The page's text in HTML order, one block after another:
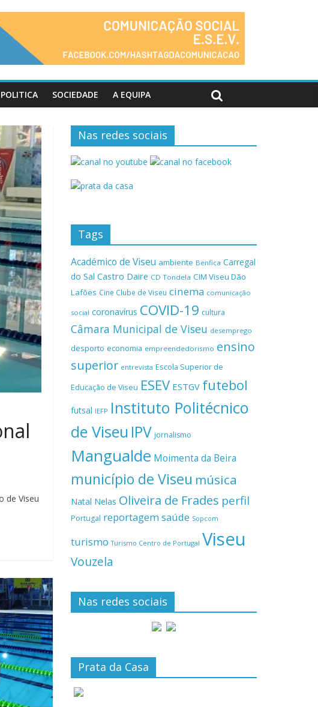
POLITICA SOCIEDADE A EQUIPA
de Viseu
Nas redes sociais
Tags
Académico de Viseu ambiente Benfica Carregal
do Sal Castro Daire CD Tondela CIM Viseu Dão
Lafões Cine Clube de Viseu cinema comunicação
social coronavírus COVID-19 cultura
Câmara Municipal de Viseu desemprego
desporto economia empreendedorismo ensino
superior entrevista Escola Superior de
Educação de Viseu ESEV ESTGV futebol
futsal IEFP Instituto Politécnico
de Viseu IPV jornalismo
Mangualde Moimenta da Beira
município de Viseu música
Natal Nelas Oliveira de Frades perfil
Portugal reportagemsaúde Sopcom
turismo Turismo Centro de Portugal Viseu
Vouzela
Nas redes sociais
Prata da Casa